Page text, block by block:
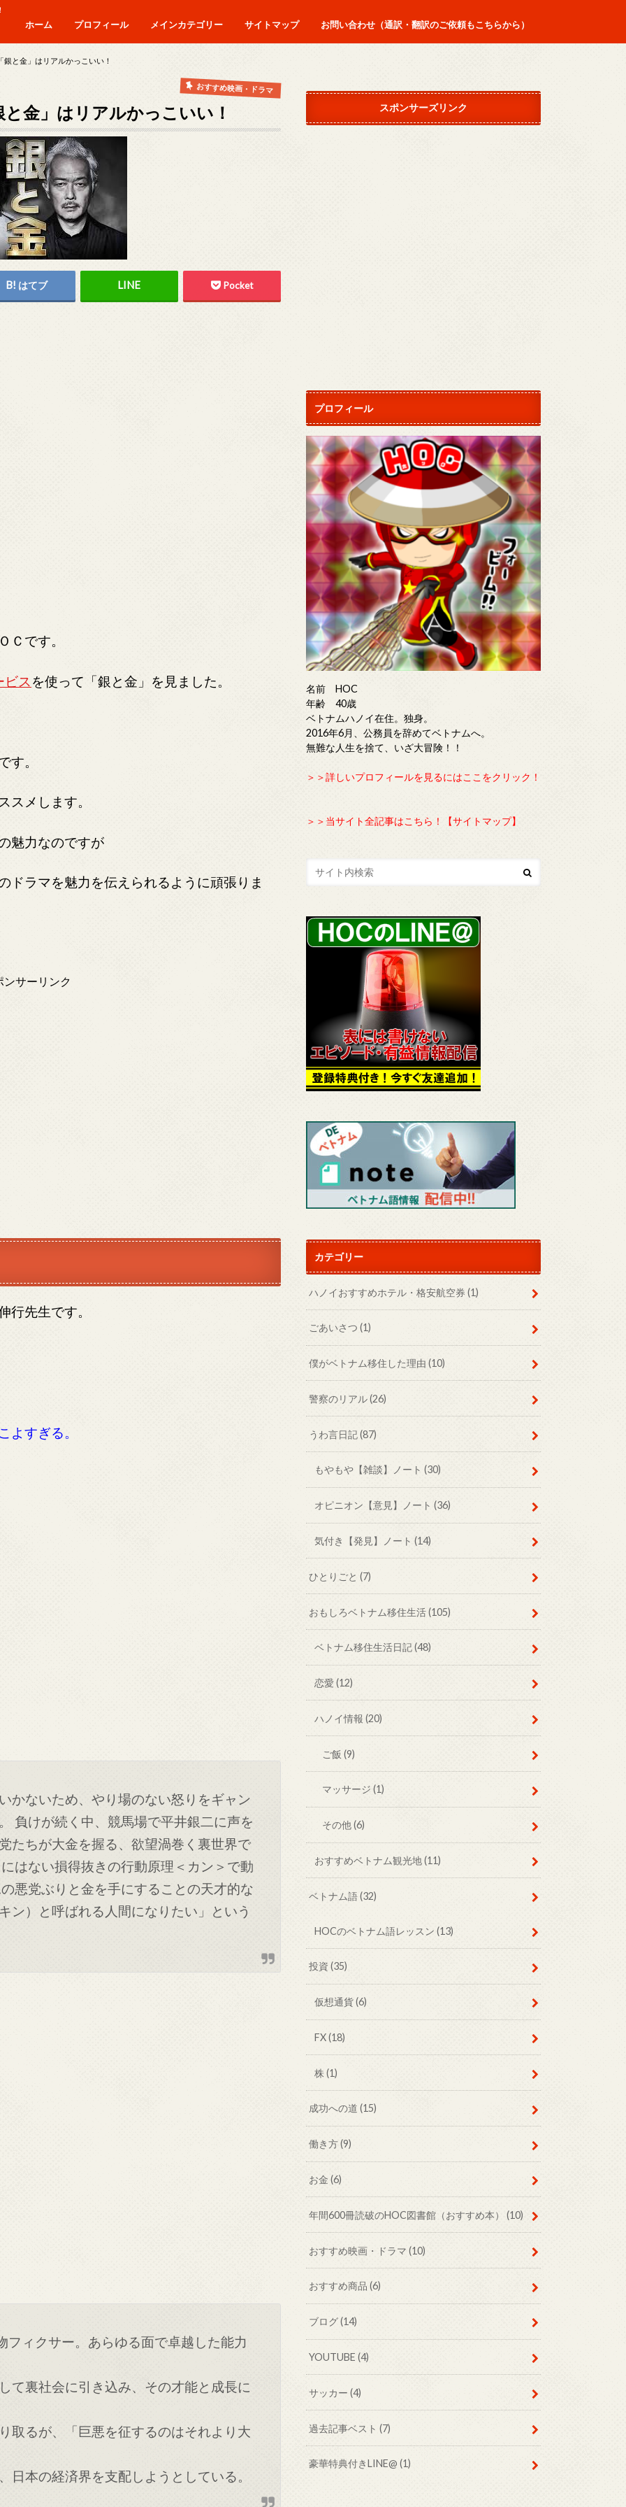
ホーム プロフィール メインカテゴリー サイトマップ お問い合わせ（通訳・翻訳のご依頼もこちらから）
と金」はリアルかっこいい！
おすすめ映画・ドラマ
金」はリアルかっこいい！
はてブ Pocket
です。
ビス を使って「銀と金」を見ました。
す。
スメします。
魅力なのですが
ドラマを魅力を伝えられるように頑張りま
ンサーリンク
行先生です。
よすぎる。
かないため、やり場のない怒りをギャン
負けが続く中、競馬場で平井銀二に声を
たちが大金を握る、欲望渦巻く裏世界で
はない損得抜きの行動原理＜カン＞で動
悪党ぶりと金を手にすることの天才的な
ン）と呼ばれる人間になりたい」という
フィクサー。あらゆる面で卓越した能力
て裏社会に引き込み、その才能と成長に
取るが、「巨悪を征するのはそれより大
日本の経済界を支配しようとしている。
スポンサーズリンク
プロフィール
名前 HOC
年齢 40歳
ベトナムハノイ在住。独身。
2016年6月、公務員を辞めてベトナムへ。
無難な人生を捨て、いざ大冒険！！
＞＞詳しいプロフィールを見るにはここをクリック！
＞＞当サイト全記事はこちら！【サイトマップ】
カテゴリー
ハノイおすすめホテル・格安航空券(1)
ごあいさつ(1)
僕がベトナム移住した理由(10)
警察のリアル(26)
うわ言日記(87)
もやもや【雑談】ノート (30)
オピニオン【意見】ノート (36)
気付き【発見】ノート (14)
ひとりごと(7)
おもしろベトナム移住生活(105)
ベトナム移住生活日記(48)
恋愛 (12)
ハノイ情報 (20)
ご飯(9)
マッサージ(1)
その他(6)
おすすめベトナム観光地(11)
ベトナム語(32)
HOCのベトナム語レッスン (13)
投資(35)
仮想通貨(6)
FX(18)
株 (1)
成功への道(15)
働き方(9)
お金(6)
年間600冊読破のHOC図書館（おすすめ本）(10)
おすすめ映画・ドラマ(10)
おすすめ商品(6)
ブログ(14)
YOUTUBE(4)
サッカー(4)
過去記事ベスト(7)
豪華特典付きLINE@(1)